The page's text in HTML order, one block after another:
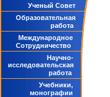
Ученый Совет
Образовательная
работа
Международное
Сотрудничество
Научно-
исследовательская
работа
Учебники,
монографии